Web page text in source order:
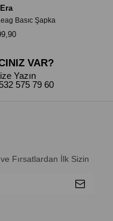
Basıc Şapka
VAR?
Yazın
575 79 60
Fırsatlardan İlk Sizin